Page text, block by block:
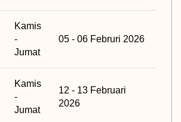
Kamis
-
Jumat
05 - 06 Februri 2026
Kamis
-
Jumat
12 - 13 Februari
2026